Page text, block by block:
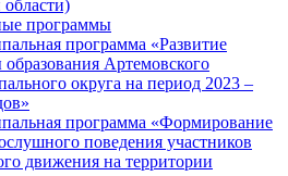
программы
программа «Развитие
образования Артемовского
округа на период 2023 –
программа «Формирование
поведения участников
движения на территории